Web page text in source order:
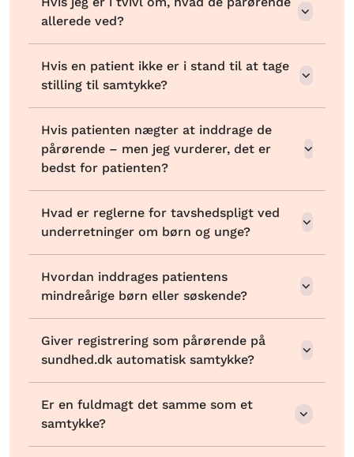
allerede ved?
Hvis en patient ikke er i stand til at tage
stilling til samtykke?
Hvis patienten nægter at inddrage de
pårørende – men jeg vurderer, det er
bedst for patienten?
Hvad er reglerne for tavshedspligt ved
underretninger om børn og unge?
Hvordan inddrages patientens
mindreårige børn eller søskende?
Giver registrering som pårørende på
sundhed.dk automatisk samtykke?
Er en fuldmagt det samme som et
samtykke?